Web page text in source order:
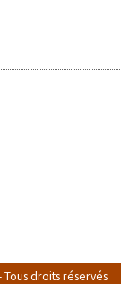
droits réservés